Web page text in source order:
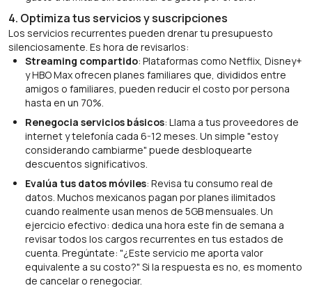
4. Optimiza tus servicios y suscripciones
Los servicios recurrentes pueden drenar tu presupuesto
silenciosamente. Es hora de revisarlos:
Streaming compartido: Plataformas como Netflix, Disney+
y HBO Max ofrecen planes familiares que, divididos entre
amigos o familiares, pueden reducir el costo por persona
hasta en un 70%.
Renegocia servicios básicos: Llama a tus proveedores de
internet y telefonía cada 6-12 meses. Un simple "estoy
considerando cambiarme" puede desbloquearte
descuentos significativos.
Evalúa tus datos móviles: Revisa tu consumo real de
datos. Muchos mexicanos pagan por planes ilimitados
cuando realmente usan menos de 5GB mensuales. Un
ejercicio efectivo: dedica una hora este fin de semana a
revisar todos los cargos recurrentes en tus estados de
cuenta. Pregúntate: "¿Este servicio me aporta valor
equivalente a su costo?" Si la respuesta es no, es momento
de cancelar o renegociar.